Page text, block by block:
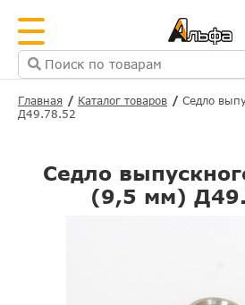
Главная Каталог товаров
Седло
Д49.78.52
Седло
(9,5 мм)